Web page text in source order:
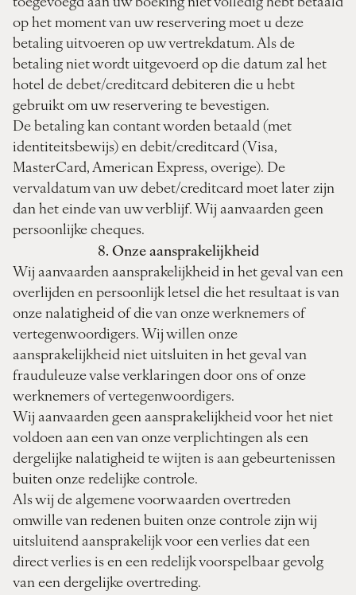
op het moment van uw reservering moet u deze
betaling uitvoeren op uw vertrekdatum. Als de
betaling niet wordt uitgevoerd op die datum zal het
hotel de debet/creditcard debiteren die u hebt
gebruikt om uw reservering te bevestigen.
De betaling kan contant worden betaald (met
identiteitsbewijs) en debit/creditcard (Visa,
MasterCard, American Express, overige). De
vervaldatum van uw debet/creditcard moet later zijn
dan het einde van uw verblijf. Wij aanvaarden geen
persoonlijke cheques.
8. Onze aansprakelijkheid
Wij aanvaarden aansprakelijkheid in het geval van een
overlijden en persoonlijk letsel die het resultaat is van
onze nalatigheid of die van onze werknemers of
vertegenwoordigers. Wij willen onze
aansprakelijkheid niet uitsluiten in het geval van
frauduleuze valse verklaringen door ons of onze
werknemers of vertegenwoordigers.
Wij aanvaarden geen aansprakelijkheid voor het niet
voldoen aan een van onze verplichtingen als een
dergelijke nalatigheid te wijten is aan gebeurtenissen
buiten onze redelijke controle.
Als wij de algemene voorwaarden overtreden
omwille van redenen buiten onze controle zijn wij
uitsluitend aansprakelijk voor een verlies dat een
direct verlies is en een redelijk voorspelbaar gevolg
van een dergelijke overtreding.